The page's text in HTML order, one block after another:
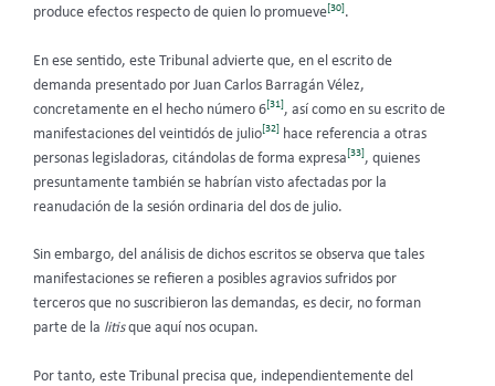
produce efectos respecto de quien lo promueve[30].
En ese sentido, este Tribunal advierte que, en el escrito de
demanda presentado por Juan Carlos Barragán Vélez,
concretamente en el hecho número 6 [31] , así como en su escrito de
manifestaciones del veintidós de julio [32]
hace referencia a otras
personas legisladoras, citándolas de forma expresa [33] , quienes
presuntamente también se habrían visto afectadas por la
reanudación de la sesión ordinaria del dos de julio.
Sin embargo, del análisis de dichos escritos se observa que tales
manifestaciones se refieren a posibles agravios sufridos por
terceros que no suscribieron las demandas, es decir, no forman
parte de la litisque aquí nos ocupan.
Por tanto, este Tribunal precisa que, independientemente del